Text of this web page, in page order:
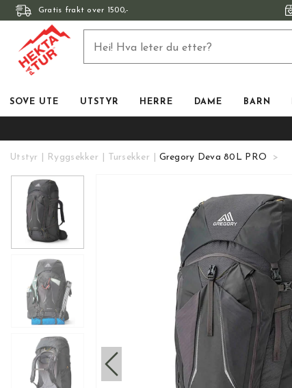
Gratis frakt over 1500,-
SOVE UTE UTSTYR HERRE DAME BARN
Utstyr Ryggsekker Tursekker Gregory Deva 80L PRO